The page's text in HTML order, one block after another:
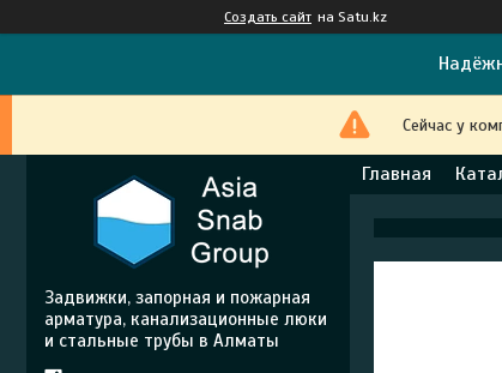
Создать сайт на Satu.kz
Сейчас у
Главная
Задвижки, запорная и пожарная
арматура, канализационные люки
и стальные трубы в Алматы